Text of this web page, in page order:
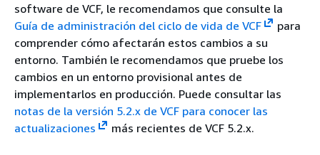
software de VCF, le recomendamos que consulte la
Guía de administración del ciclo de vida de VCF
para
comprender cómo afectarán estos cambios a su
entorno. También le recomendamos que pruebe los
cambios en un entorno provisional antes de
implementarlos en producción. Puede consultar las
notas de la versión 5.2.x de VCF para conocer las
actualizaciones
más recientes de VCF 5.2.x.